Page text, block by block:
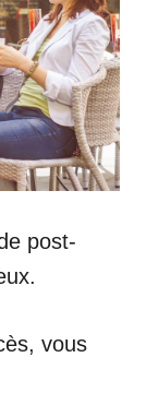
post-
vous